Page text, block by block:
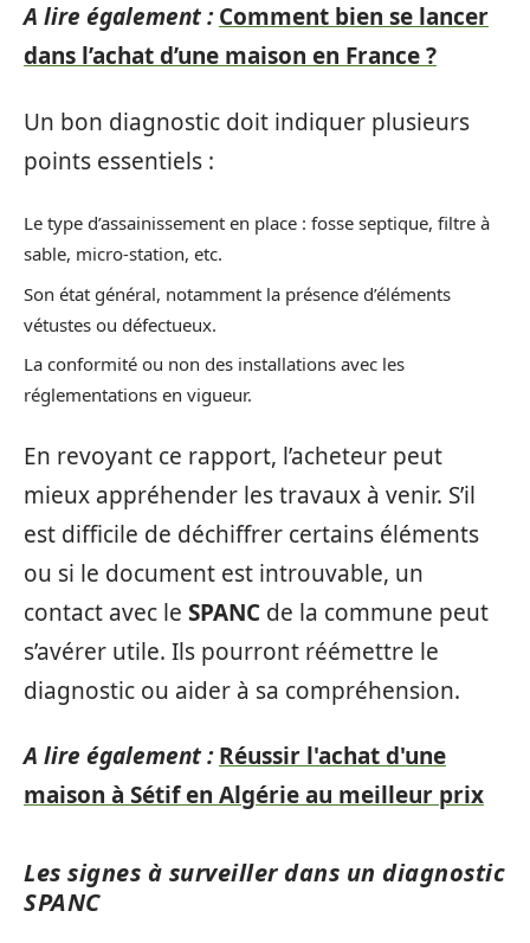
A lire également : Comment bien se lancer
dans l’achat d’une maison en France ?
Un bon diagnostic doit indiquer plusieurs
points essentiels :
Le type d’assainissement en place : fosse septique, filtre à
sable, micro-station, etc.
Son état général, notamment la présence d’éléments
vétustes ou défectueux.
La conformité ou non des installations avec les
réglementations en vigueur.
En revoyant ce rapport, l’acheteur peut
mieux appréhender les travaux à venir. S’il
est difficile de déchiffrer certains éléments
ou si le document est introuvable, un
contact avec le SPANC de la commune peut
s’avérer utile. Ils pourront réémettre le
diagnostic ou aider à sa compréhension.
A lire également : Réussir l'achat d'une
maison à Sétif en Algérie au meilleur prix
Les signes à surveiller dans un diagnostic
SPANC